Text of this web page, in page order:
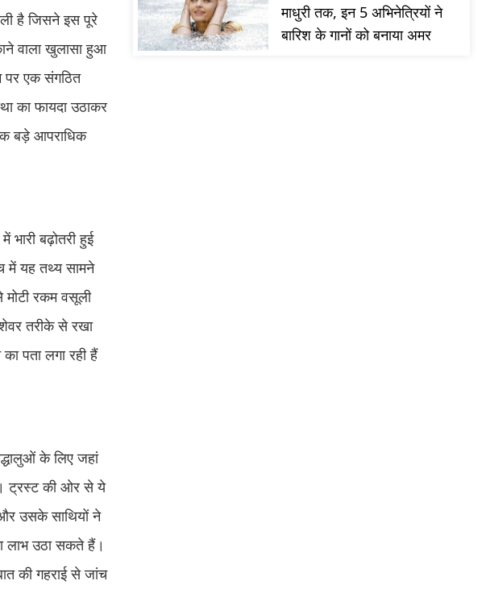
है जिसने इस पूरे
वाला खुलासा हुआ
पर एक संगठित
का फायदा उठाकर
बड़े आपराधिक
बढ़ोतरी हुई
में यह तथ्य सामने
रकम वसूली
तरीके से रखा
पता लगा रही हैं
के लिए जहां
ट्रस्ट की ओर से ये
उसके साथियों ने
लाभ उठा सकते हैं।
की गहराई से जांच
माधुरी तक, इन 5 अभिनेत्रियों ने
बारिश के गानों को बनाया अमर